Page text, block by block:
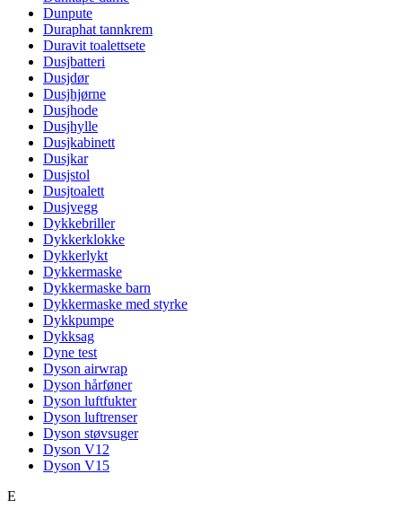
Dunpute
Duraphat tannkrem
Duravit toalettsete
Dusjbatteri
Dusjdør
Dusjhjørne
Dusjhode
Dusjhylle
Dusjkabinett
Dusjkar
Dusjstol
Dusjtoalett
Dusjvegg
Dykkebriller
Dykkerklokke
Dykkerlykt
Dykkermaske
Dykkermaske barn
Dykkermaske med styrke
Dykkpumpe
Dykksag
Dyne test
Dyson airwrap
Dyson hårføner
Dyson luftfukter
Dyson luftrenser
Dyson støvsuger
Dyson V12
Dyson V15
E